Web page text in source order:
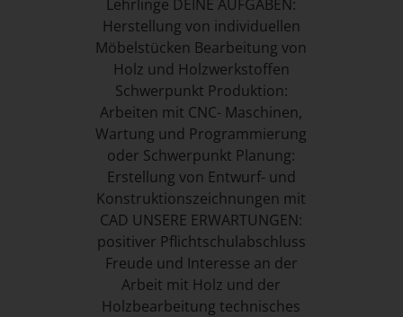
Lehrlinge DEINE AUFGABEN:
Herstellung von individuellen
Möbelstücken Bearbeitung von
Holz und Holzwerkstoffen
Schwerpunkt Produktion:
Arbeiten mit CNC- Maschinen,
Wartung und Programmierung
oder Schwerpunkt Planung:
Erstellung von Entwurf- und
Konstruktionszeichnungen mit
CAD UNSERE ERWARTUNGEN:
positiver Pflichtschulabschluss
Freude und Interesse an der
Arbeit mit Holz und der
Holzbearbeitung technisches